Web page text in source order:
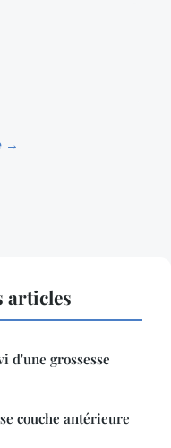
→
articles
d'une grossesse
couche antérieure